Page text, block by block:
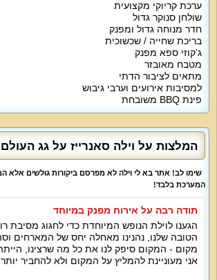
ערכת קריוקי מקצועית
שולחן סנוקר גדול
חדר מנוחה גדול ומפנק
בריכת שחייה / שכשוכית
ג'קוזי ספא מפנק
מטבח מאובזר
מתאים לציבור הדתי
למסיבות אירועים וערבי גיבוש
פינת BBQ משובחת
אטרקציות הנופש במקום אחד ומשלבת גם מטבח מאובזר
מה הוילה כוללת:
וילה סאנרייז על גג העולם כוללת מתחם אירוח פנימי ומתחם
סנוקר מקצועי, מערכת קריוקי איתה תוכלו לשיר מכל הלב, בר
לצד הסלון תמצאו גם מטבח מאובזר בו אפשר יהיה להכין
שירותים. חדר השינה של המתחם הוא גם חדר מנוחה. הוא
קומת הגג של הוילה היא האטרקציה המרכזית. על גג
פינת ברביקיו, פינות ישיבה, ברביקיו וצמחייה טרופית.
למי זה מתאים?
1. חופשות קצרות או ארוכות למשפחות, זוגות, קבוצות חברים.
המלצות על וילה סאנרייז על גג
שימו לב! אתר בא לי וילה לא מפרסם ביקורות גולשים אלא
המערכת בלבד!
תודה רבה על אירוח מפנק במיוחד
הגענו לוילת הנופש המיוחדת כדי לחגוג מסיבת
הטובה שלנו, נהנינו מאחלה יחס של המארחים
מקום - המקום סיפק לנו את כל מה שרצינו,
אני מעוניינת להמליץ על המקום ולא להחביר